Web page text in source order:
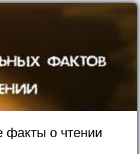
факты о чтении